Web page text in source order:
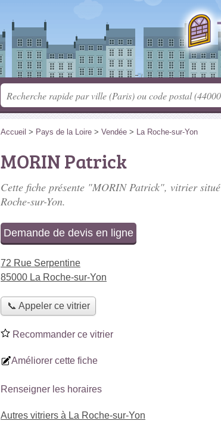
Accueil > Pays de la Loire > Vendée > La Roche-sur-Yon
MORIN Patrick
Cette fiche présente "MORIN Patrick", vitrier situé
Roche-sur-Yon.
Demande de devis en ligne
72 Rue Serpentine
85000 La Roche-sur-Yon
📞 Appeler ce vitrier
Recommander ce vitrier
Améliorer cette fiche
Renseigner les horaires
Autres vitriers à La Roche-sur-Yon